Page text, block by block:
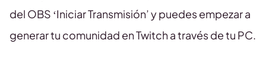
del OBS ‘Iniciar Transmisión’ y puedes empezar a
generar tu comunidad en Twitch a través de tu PC.